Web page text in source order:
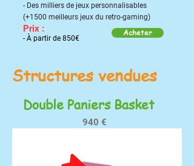
- Des milliers de jeux personnalisables
(+1500 meilleurs jeux du retro-gaming)
Prix :
- À partir de 850€
Acheter
Structures vendues
Double Paniers Basket
940 €